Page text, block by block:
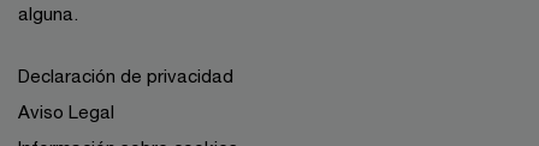
alguna.
Declaración de privacidad
Aviso Legal